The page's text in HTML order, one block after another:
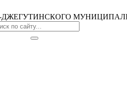
ДЖЕГУТИНСКОГО